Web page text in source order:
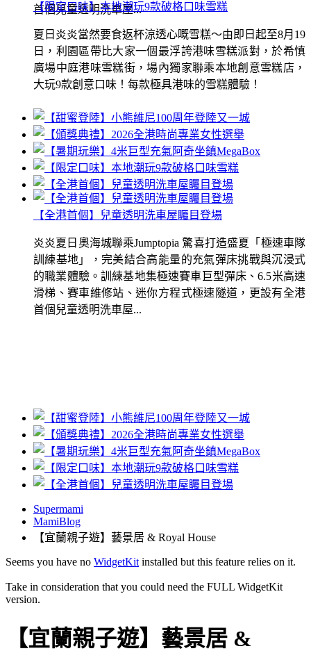
首個兒童透明洗車屋...
【限定口味】本地潮玩9款破格口味雪糕
夏日炎炎當然要食返杯涼透心嘅雪糕～由即日起至8月19
日，利園區帶比大家一個最浮誇港味雪糕派對，於希慎
廣場中庭港味雪糕街，場內獨家聯乘本地創意雪糕店，
大玩9款創意口味！每款極具港味的雪糕體驗！
【全港首個】兒童透明洗車屋矚目登場
炎炎夏日奧海城聯乘Jumptopia 驚喜打造盛夏「極速車隊
訓練基地」，完美結合高能量的充氣彈床挑戰與沉浸式
的職業體驗。訓練基地集極速賽車巨型彈床、6.5米高速
滑梯、賽車維修站、迷你方程式極速隧道，更設有全港
首個兒童透明洗車屋...
Supermami
MamiBlog
【宜蘭親子遊】藝景居 & Royal House
Seems you have no WidgetKit installed but this feature relies on it.
Take in consideration that you could need the FULL WidgetKit
version.
【宜蘭親子遊】藝景居 &